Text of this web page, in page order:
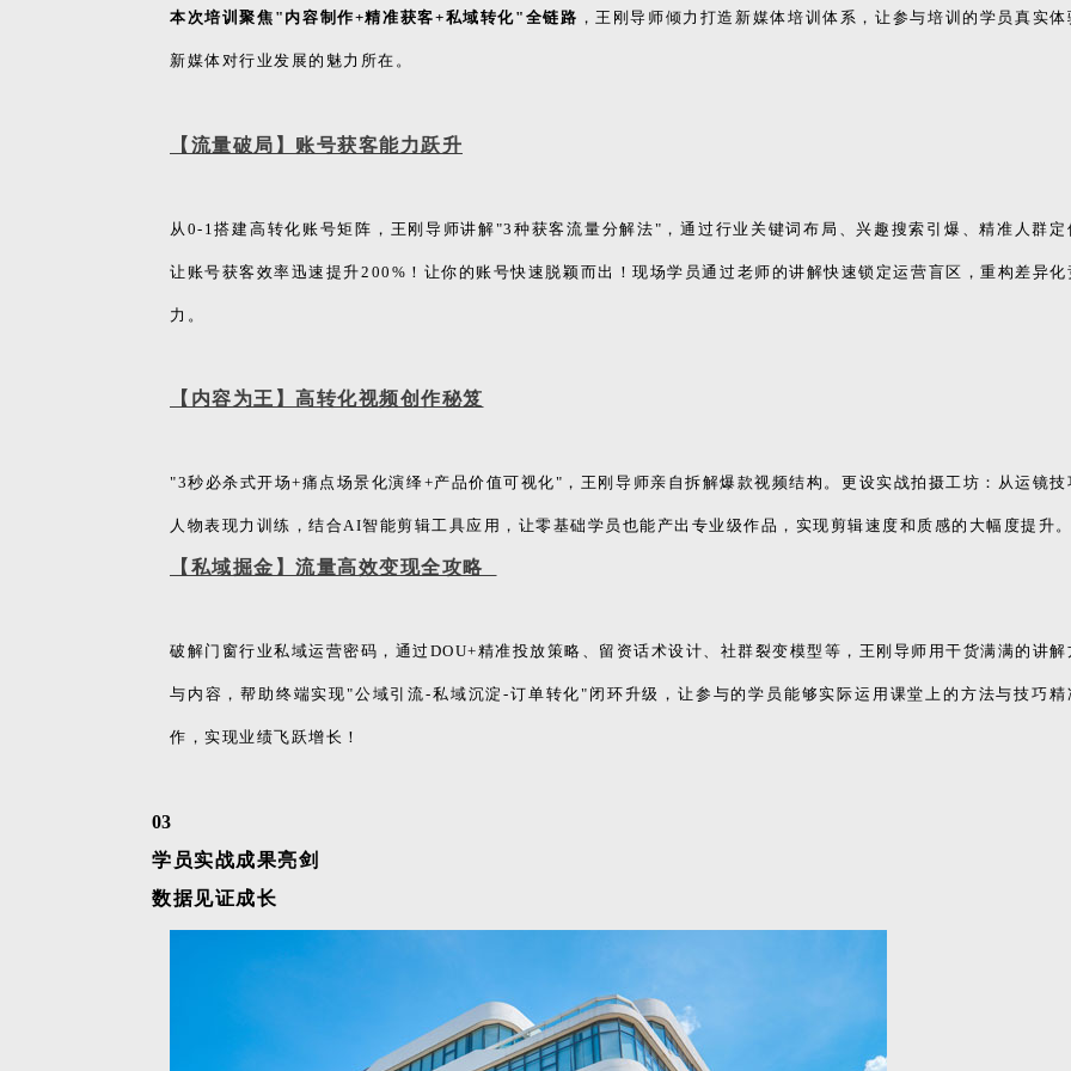
本次培训聚焦"内容制作+精准获客+私域转化"全链路 ，王刚导师倾力打造新媒体培训体系，让参与培训的学员真实体
新媒体对行业发展的魅力所在。
【流量破局】账号获客能力跃升
从0-1搭建高转化账号矩阵，王刚导师讲解"3种获客流量分解法"，通过行业关键词布局、兴趣搜索引爆、精准人群定
让账号获客效率迅速提升200%！让你的账号快速脱颖而出！现场学员通过老师的讲解快速锁定运营盲区，重构差异化
力。
【内容为王】高转化视频创作秘笈
"3秒必杀式开场+痛点场景化演绎+产品价值可视化"，王刚导师亲自拆解爆款视频结构。更设实战拍摄工坊：从运镜技
人物表现力训练，结合AI智能剪辑工具应用，让零基础学员也能产出专业级作品，实现剪辑速度和质感的大幅度提升。
【私域掘金】流量高效变现全攻略
破解门窗行业私域运营密码，通过DOU+精准投放策略、留资话术设计、社群裂变模型等，王刚导师用干货满满的讲解
与内容，帮助终端实现"公域引流-私域沉淀-订单转化"闭环升级，让参与的学员能够实际运用课堂上的方法与技巧精
作，实现业绩飞跃增长！
03
学员实战成果亮剑
数据见证成长